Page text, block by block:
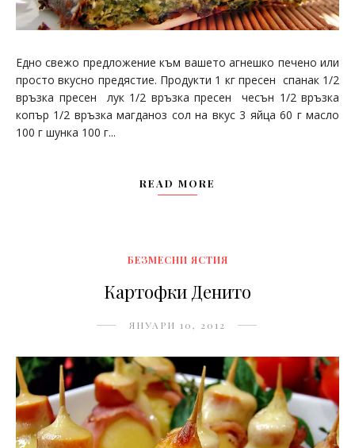
Едно свежо предложение към вашето агнешко печено или
просто вкусно предястие. Продукти 1 кг пресен спанак 1/2
връзка пресен лук 1/2 връзка пресен чесън 1/2 връзка
копър 1/2 връзка магданоз сол на вкус 3 яйца 60 г масло
100 г шунка 100 г...
READ MORE
БЕЗМЕСНИ ЯСТИЯ
Картофки Денито
ЯНУАРИ 10, 2012